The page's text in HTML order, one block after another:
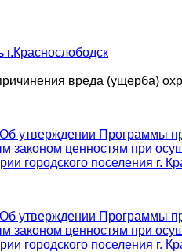
вреда (ущерба)
утверждении Программы
законом ценностям при
городского поселения г.
утверждении Программы
законом ценностям при
городского поселения г.